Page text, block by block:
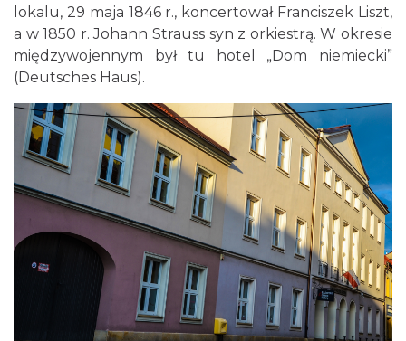
lokalu, 29 maja 1846 r., koncertował Franciszek Liszt,
a w 1850 r. Johann Strauss syn z orkiestrą. W okresie
międzywojennym był tu hotel „Dom niemiecki”
(Deutsches Haus).